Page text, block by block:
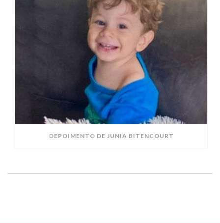
DEPOIMENTO DE JUNIA BITENCOURT